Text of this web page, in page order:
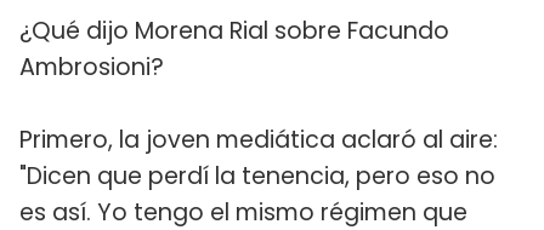
¿Qué dijo Morena Rial sobre Facundo
Ambrosioni?
Primero, la joven mediática aclaró al aire:
"Dicen que perdí la tenencia, pero eso no
es así. Yo tengo el mismo régimen que